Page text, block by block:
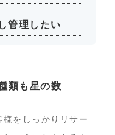
管理したい
類も星の数
様をしっかりリサー